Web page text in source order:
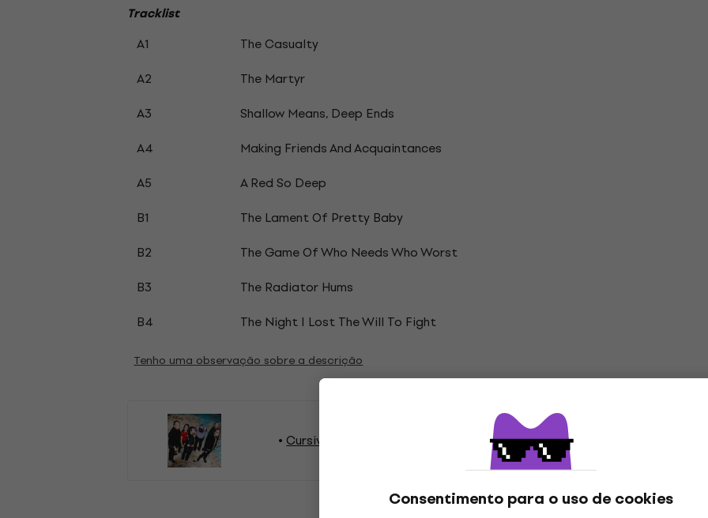
Consentimento para o uso de cookies
Tracklist
A1
The Casualty
A2
The Martyr
A3
Shallow Means, Deep Ends
A4
Making Friends And Acquaintances
A5
A Red So Deep
B1
The Lament Of Pretty Baby
B2
The Game Of Who Needs Who Worst
B3
The Radiator Hums
B4
The Night I Lost The Will To Fight
Tenho uma observação sobre a descrição
Cursive Discos de vinil LP